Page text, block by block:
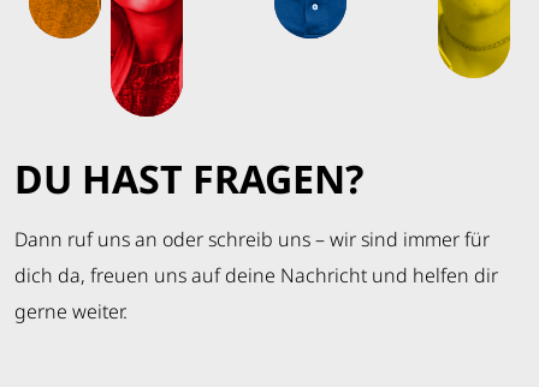
DU HAST FRAGEN?
Dann ruf uns an oder schreib uns – wir sind immer für
dich da, freuen uns auf deine Nachricht und helfen dir
gerne weiter.